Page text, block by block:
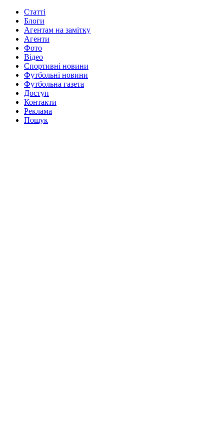
Статті
Блоги
Агентам на замітку
Агенти
Фото
Відео
Спортивні новини
Футбольні новини
Футбольна газета
Доступ
Контакти
Реклама
Пошук